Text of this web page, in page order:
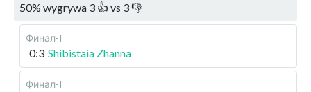
50% wygrywa 3 👍 vs 3👎
Финал-I
0:3 Shibistaia Zhanna
Финал-I